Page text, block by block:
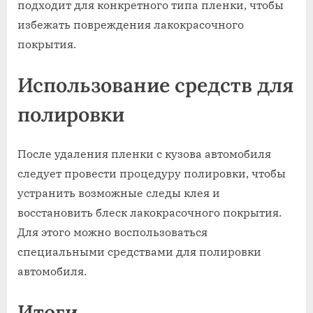
подходит для конкретного типа пленки, чтобы
избежать повреждения лакокрасочного
покрытия.
Использование средств для
полировки
После удаления пленки с кузова автомобиля
следует провести процедуру полировки, чтобы
устранить возможные следы клея и
восстановить блеск лакокрасочного покрытия.
Для этого можно воспользоваться
специальными средствами для полировки
автомобиля.